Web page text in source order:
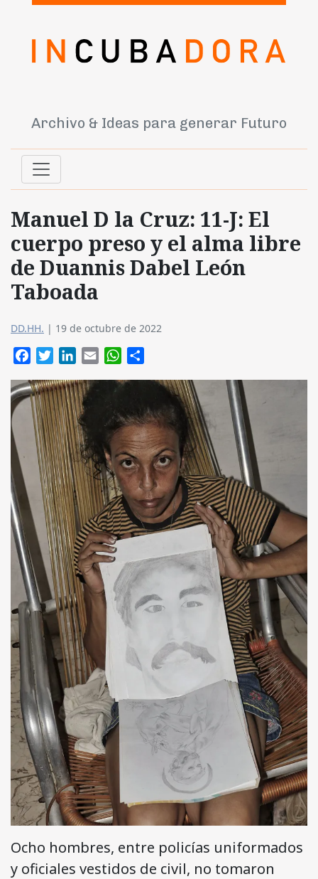
Archivo & Ideas para generar Futuro
Manuel D la Cruz: 11-J: El
cuerpo preso y el alma libre
de Duannis Dabel León
Taboada
DD.HH. | 19 de octubre de 2022
FacebookTwitterLinkedIn
Email WhatsApp
Ocho hombres, entre policías uniformados
y oficiales vestidos de civil, no tomaron